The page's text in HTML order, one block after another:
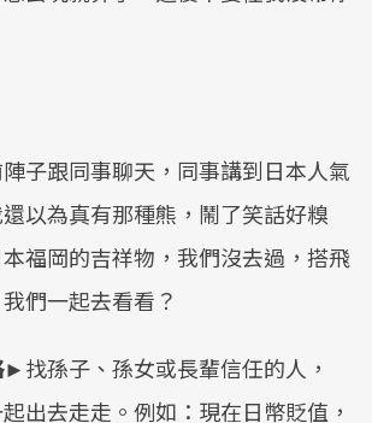
子跟同事聊天，同事講到日本人氣
以為真有那種熊，鬧了笑話好糗
福岡的吉祥物，我們沒去過，搭飛
們一起去看看？
►找孫子、孫女或長輩信任的人，
起出去走走。例如：現在日幣貶值，